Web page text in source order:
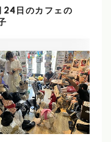
24日のカフェの